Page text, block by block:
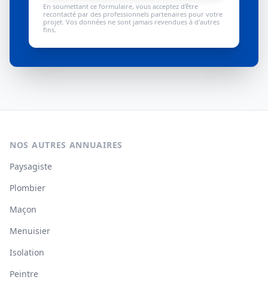
En soumettant ce formulaire, vous acceptez d'être
recontacté par des professionnels partenaires pour votre
projet. Vos données ne sont jamais revendues à d'autres
fins.
NOS AUTRES ANNUAIRES
Paysagiste
Plombier
Maçon
Menuisier
Isolation
Peintre